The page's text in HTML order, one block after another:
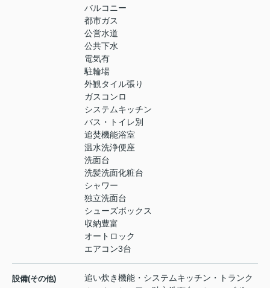
バルコニー
都市ガス
公営水道
公共下水
電気有
駐輪場
外観タイル張り
ガスコンロ
システムキッチン
バス・トイレ別
追焚機能浴室
温水洗浄便座
洗面台
洗髪洗面化粧台
シャワー
独立洗面台
シューズボックス
収納豊富
オートロック
エアコン3台
設備(その他)
追い炊き機能・システムキッチン・トランク